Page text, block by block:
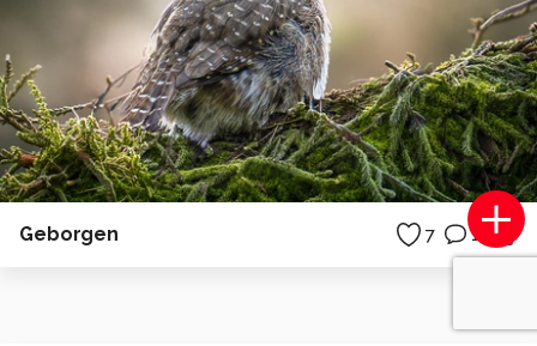
Geborgen 7 1